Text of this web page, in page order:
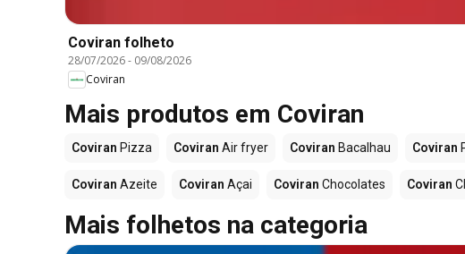
Coviran folheto
28/07/2026- 09/08/2026
Coviran
Mais produtos em Coviran
Coviran Pizza Coviran Air fryer Coviran Bacalhau Coviran
Coviran Azeite Coviran Açai Coviran Chocolates Coviran
Mais folhetos na categoria